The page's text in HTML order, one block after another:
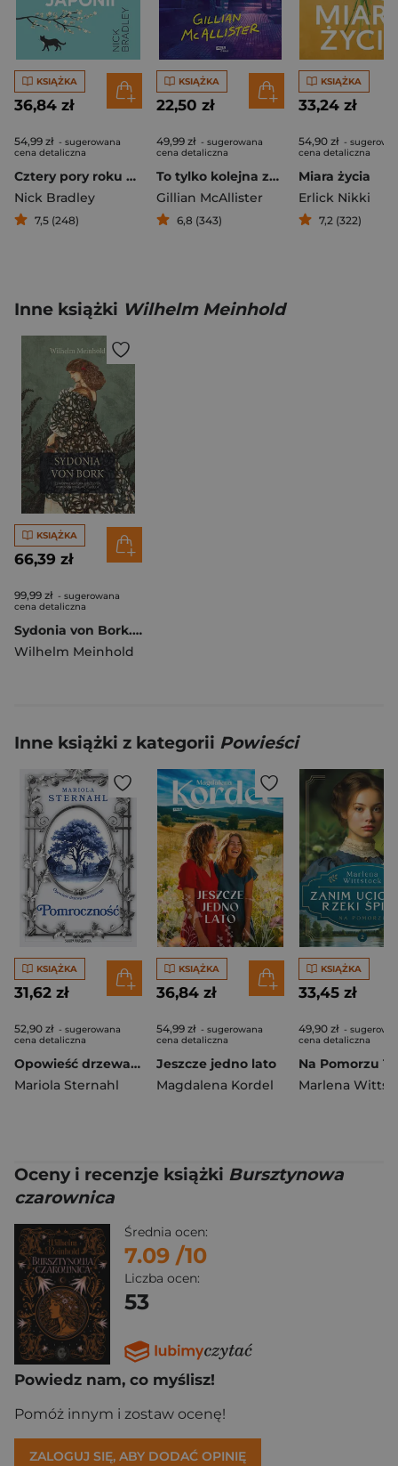
KSIĄŻKA
36,84 zł
54,99 zł - sugerowana
cena detaliczna
Cztery pory roku w Japonii
Nick Bradley
7,5 (248)
KSIĄŻKA
22,50 zł
49,99 zł - sugerowana
cena detaliczna
To tylko kolejna zaginiona
Gillian McAllister
6,8 (343)
KSIĄŻKA
33,24 zł
54,90 zł -
cena detaliczna
Miara życia
Erlick Nikki
7,2 (322)
Inne książki Wilhelm Meinhold
KSIĄŻKA
66,39 zł
99,99 zł - sugerowana
cena detaliczna
Sydonia von Bork. Czarownica, która zniszczyła pomorską dynastię książęcą
Wilhelm Meinhold
Inne książki z kategorii Powieści
KSIĄŻKA
31,62 zł
52,90 zł - sugerowana
cena detaliczna
Opowieść drzewa orzechowego. Pomroczność
Mariola Sternahl
KSIĄŻKA
36,84 zł
54,99 zł - sugerowana
cena detaliczna
Jeszcze jedno lato
Magdalena Kordel
KSIĄŻKA
33,45 zł
49,90 zł -
cena detaliczna
Marlena
Oceny i recenzje książki Bursztynowa
czarownica
Średnia ocen:
7.09 /10
Liczba ocen:
53
Powiedz nam, co myślisz!
Pomóż innym i zostaw ocenę!
ZALOGUJ SIĘ, ABY DODAĆ OPINIĘ